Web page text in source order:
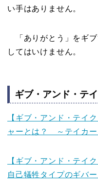
い手はありません。
「ありがとう」をギブ
してはいけません。
ギブ・アンド・テ
【ギブ・アンド・テイ
ャーとは？ ～テイカー
【ギブ・アンド・テイ
自己犠牲タイプのギバ